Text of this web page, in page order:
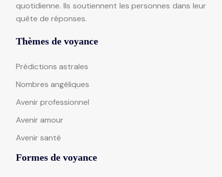
quotidienne. Ils soutiennent les personnes dans leur
quête de réponses.
Thèmes de voyance
Prédictions astrales
Nombres angéliques
Avenir professionnel
Avenir amour
Avenir santé
Formes de voyance